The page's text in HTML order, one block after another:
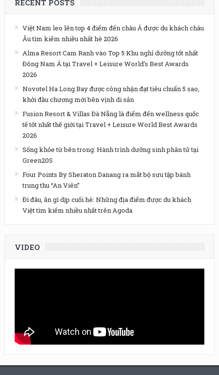
RECENT POSTS
Việt Nam leo lên top 4 điểm đến châu Á được du khách châu
Âu tìm kiếm nhiều nhất hè 2026
Alma Resort Cam Ranh vào Top 5 Khu nghỉ dưỡng tốt nhất
Đông Nam Á tại Travel + Leisure World’s Best Awards
2026
Novotel Ha Long Bay được công nhận đạt tiêu chuẩn 5 sao,
khởi đầu chương mới bên vịnh di sản
Fusion Resort & Villas Đà Nẵng là điểm đến wellness quốc
tế tốt nhất thế giới tại Travel + Leisure World Best Awards
2026
Sống khỏe từ bên trong: Hành trình dưỡng sinh phân tử tại
Green20S
Four Points By Sheraton Danang ra mắt bộ sưu tập bánh
trung thu “An Viên”
Đi đâu, ăn gì dịp cuối hè: Những địa điểm được du khách
Việt tìm kiếm nhiều nhất trên Agoda
VIDEO